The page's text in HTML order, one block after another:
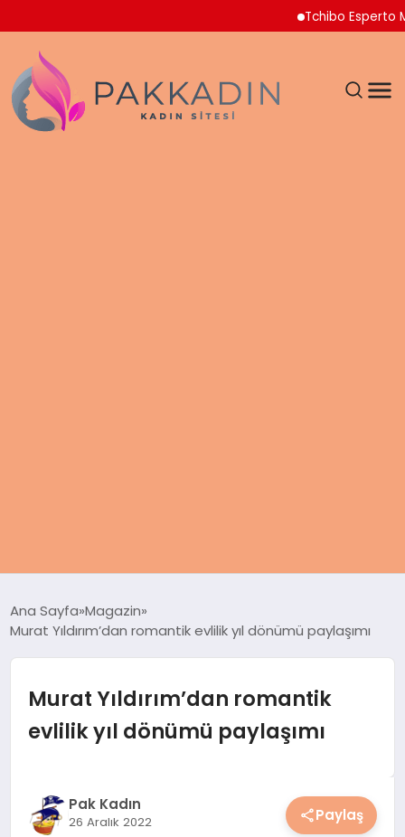
Tchibo Esperto Mini
SAĞLIK
MAGAZIN
YAŞAM
Ana Sayfa Magazin
Murat Yıldırım’dan romantik evlilik yıl dönümü paylaşımı
Murat Yıldırım’dan romantik
evlilik yıl dönümü paylaşımı
Pak Kadın
26 Aralık 2022 Paylaş